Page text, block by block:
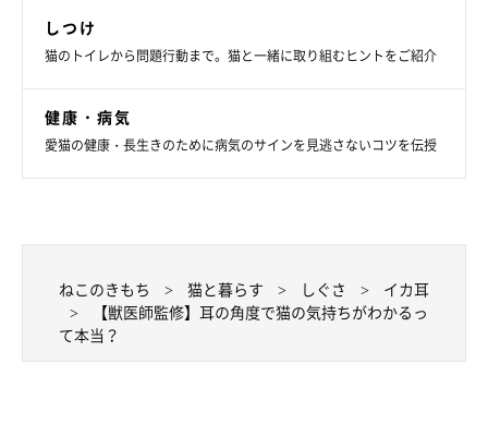
ピンと立てて、音の方に向けているとき
には、リラックスしているときよりも耳に力を入れて情報収集を
しようとします。耳だけではなく、目もじっと凝らしてあらゆる
感覚を研ぎ澄まし、何が起きているのか感じ取ろうとするので
しつけ
猫のトイレから問題行動まで。猫と一緒に取り組むヒントをご紹介
健康・病気
愛猫の健康・長生きのために病気のサインを見逃さないコツを伝授
ねこのきもち 猫と暮らす しぐさ
イカ耳
【獣医師監修】耳の角度で猫の気持ちがわかるっ
て本当？